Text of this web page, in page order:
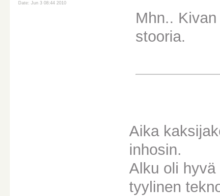
Date: Jun 3 08:44 2010
Mhn..
stooria.
Aika
inhosin.
Alku oli
tyylinen